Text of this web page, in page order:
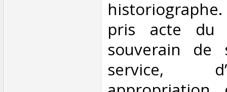
pris acte
souverain de
service,